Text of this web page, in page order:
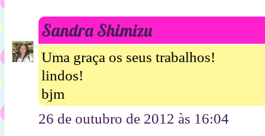
Sandra Shimizu
Uma graça os seus trabalhos!
lindos!
bjm
26 de outubro de 2012 às 16:04